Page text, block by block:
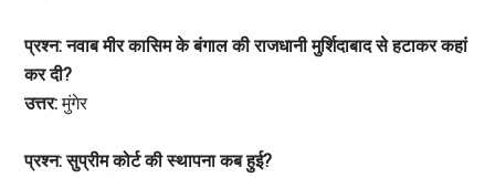
प्रश्न: नवाब मीर कासिम के बंगाल की राजधानी मुर्शिदाबाद से हटाकर कहां
कर दी?
उत्तर:मुंगेर
प्रश्न: सुप्रीम कोर्ट की स्थापना कब हुई?